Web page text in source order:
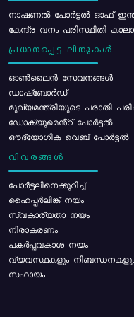
നാഷണൽ പോർട്ടൽ ഓഫ്
കേന്ദ്ര വനം പരിസ്ഥിതി
പ്രധാനപ്പെട്ട ലിങ്കുകൾ
ഓൺലൈൻ സേവനങ്ങൾ
ഡാഷ്ബോർഡ്
മുഖ്യമന്ത്രിയുടെ പരാതി
ഡോക്യുമെൻ്റ് പോർട്ടൽ
ഔദ്യോഗിക വെബ് പോർട്ടൽ
വിവരങ്ങൾ
പോര്‍ട്ടലിനെക്കുറിച്ച്
ഹൈപ്പർലിങ്ക് നയം
സ്വകാര്യതാ നയം
നിരാകരണം
പകർപ്പവകാശ നയം
വ്യവസ്ഥകളും
സഹായം